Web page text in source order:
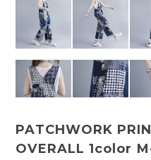
PATCHWORK
OVERALL 1color